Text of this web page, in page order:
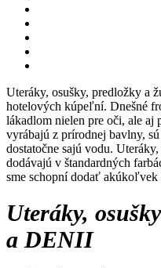
Uteráky, osušky, predložky a
hotelových kúpeľní. Dnešné
lákadlom nielen pre oči, ale aj
vyrábajú z prírodnej bavlny,
dostatočne sajú vodu.
dodávajú v štandardných
sme schopní dodať
Uteráky,
a DENII